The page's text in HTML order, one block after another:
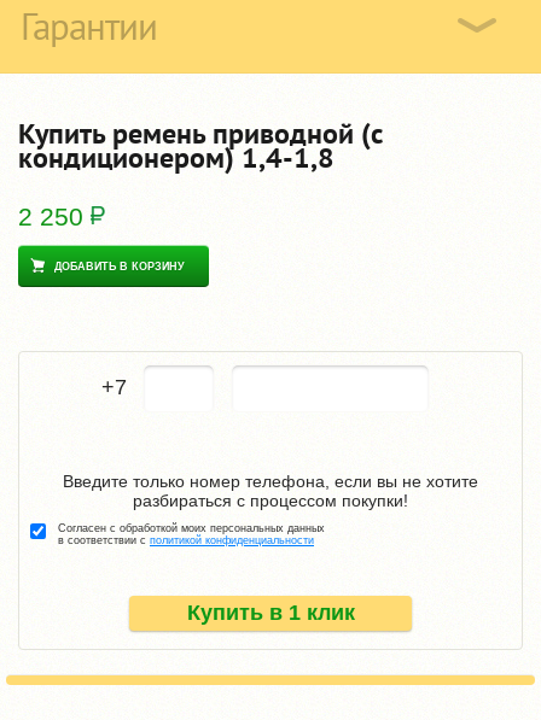
Гарантии
Купить ремень приводной (с
кондиционером) 1,4-1,8
2 250
ДОБАВИТЬ В КОРЗИНУ
+7
Купить в 1 клик
Введите только номер телефона, если вы не хотите
разбираться с процессом покупки!
Согласен с обработкой моих персональных данных
в соответствии с политикой конфиденциальности